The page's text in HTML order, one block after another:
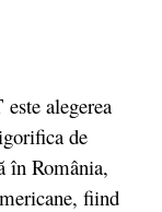
alegerea
de
în România,
fiind